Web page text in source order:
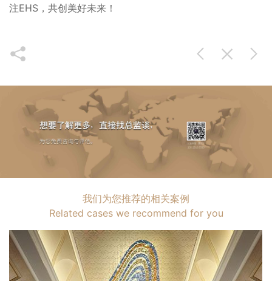
注EHS，共创美好未来！
我们为您推荐的相关案例
Related cases we recommend for you